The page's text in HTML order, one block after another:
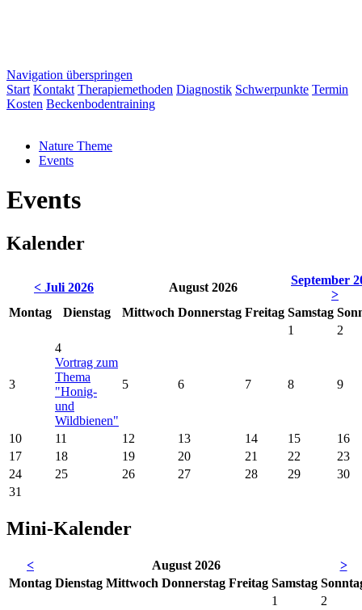
Navigation überspringen
Start Kontakt Therapiemethoden Diagnostik Schwerpunkte Termin
Kosten Beckenbodentraining
Nature Theme
Events
Events
Kalender
< Juli 2026 August 2026
September
>
Montag Dienstag Mittwoch Donnerstag Freitag Samstag So
1
2
3
4
Vortrag zum
Thema
"Honig-
und
Wildbienen"
5 6 7 8 9
10 11 12 13 14 15
16
17
18 19 20 21 22
23
24
25 26 27 28 29
30
31
Mini-Kalender
< August 2026
>
Montag Dienstag Mittwoch Donnerstag Freitag Samstag So
1
2